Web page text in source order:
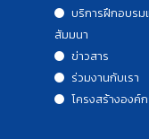
บริการฝึกอบรม
สัมมนา
ข่าวสาร
ร่วมงานกับเรา
โครงสร้างองค์